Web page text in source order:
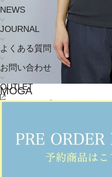
NEWS
JOURNAL
よくある質問
お問い合わせ
OUTLET
MOGA
タンクトップ(たんくとっぷ)